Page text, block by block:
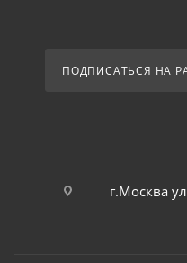
ПОДПИСАТЬСЯ НА
г.Москва